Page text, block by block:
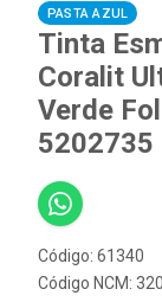
PASTA AZUL
Tinta
Coralit
Verde
5202735
Código: 61340
Código NCM: